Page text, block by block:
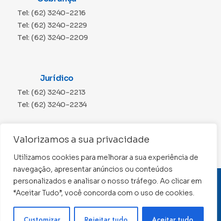
Valorizamos a sua privacidade
Utilizamos cookies para melhorar a sua experiência de
navegação, apresentar anúncios ou conteúdos
personalizados e analisar o nosso tráfego. Ao clicar em
“Aceitar Tudo”, você concorda com o uso de cookies.
Tel: (62) 3240-2216
Tel: (62) 3240-2229
Tel: (62) 3240-2209
Jurídico
Tel: (62) 3240-2213
Tel: (62) 3240-2234
Tel: (62) 3240-2230
CNPJ: 01.015.676/0001-11
Conselho Regional de Contabilidade de Goiás 2022 –
Todos os direitos reservados
Precisa de ajuda ?